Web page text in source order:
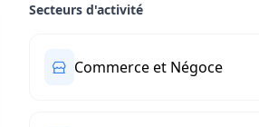
Secteurs d'activité
Commerce et Négoce